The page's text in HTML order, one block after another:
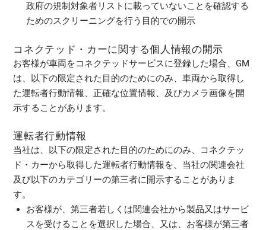
政府の規制対象者リストに載っていないことを確認する
ためのスクリーニングを行う目的での開示
コネクテッド・カーに関する個人情報の開示
お客様が車両をコネクテッドサービスに登録した場合、GM
は、以下の限定された目的のためにのみ、車両から取得し
た運転者行動情報、正確な位置情報、及びカメラ画像を開
示することがあります。
運転者行動情報
当社は、以下の限定された目的のためにのみ、コネクテッ
ド・カーから取得した運転者行動情報を、当社の関連会社
及び以下のカテゴリーの第三者に開示することがありま
す。
お客様が、第三者若しくは関連会社から製品又はサービ
スを受けることを選択した場合、又は、お客様が第三者